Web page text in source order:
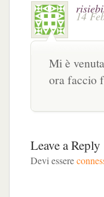
14
Mi è
ora faccio
Leave a Reply
Devi essere